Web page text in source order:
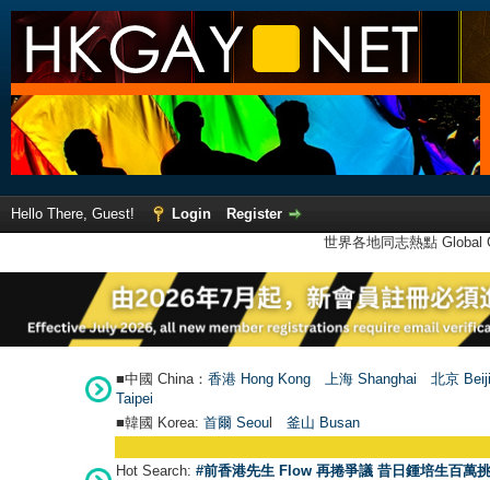
Hello There, Guest! Login
Register
世界各地同志熱點
■中國 China： 香港 Hong Kong 上海 Shanghai
北京
Taipei
■韓國 Korea: 首爾 Seoul 釜山 Busan
Hot Search: #前香港先生 Flow 再捲爭議 昔日鍾培生百萬